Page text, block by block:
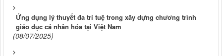
Ứng dụng lý thuyết đa trí tuệ trong xây dựng chương trình
giáo dục cá nhân hóa tại Việt Nam
(08/07/2025)